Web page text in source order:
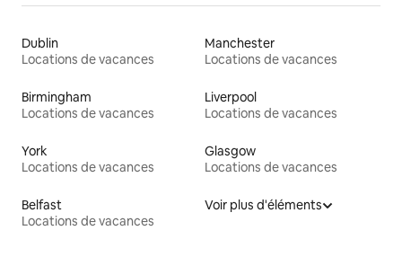
Dublin
Locations de vacances
Manchester
Locations de vacances
Birmingham
Locations de vacances
Liverpool
Locations de vacances
York
Locations de vacances
Glasgow
Locations de vacances
Belfast
Locations de vacances
Voir plus d'éléments